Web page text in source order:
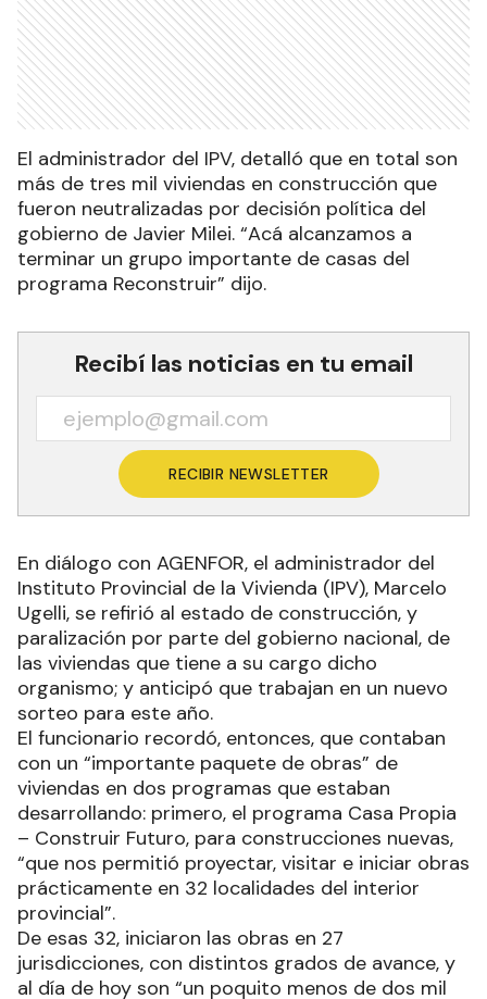
El administrador del IPV, detalló que en total son
más de tres mil viviendas en construcción que
fueron neutralizadas por decisión política del
gobierno de Javier Milei. “Acá alcanzamos a
terminar un grupo importante de casas del
programa Reconstruir” dijo.
Recibí las noticias en tu email
RECIBIR NEWSLETTER
En diálogo con AGENFOR, el administrador del
Instituto Provincial de la Vivienda (IPV), Marcelo
Ugelli, se refirió al estado de construcción, y
paralización por parte del gobierno nacional, de
las viviendas que tiene a su cargo dicho
organismo; y anticipó que trabajan en un nuevo
sorteo para este año.
El funcionario recordó, entonces, que contaban
con un “importante paquete de obras” de
viviendas en dos programas que estaban
desarrollando: primero, el programa Casa Propia
– Construir Futuro, para construcciones nuevas,
“que nos permitió proyectar, visitar e iniciar obras
prácticamente en 32 localidades del interior
provincial”.
De esas 32, iniciaron las obras en 27
jurisdicciones, con distintos grados de avance, y
al día de hoy son “un poquito menos de dos mil